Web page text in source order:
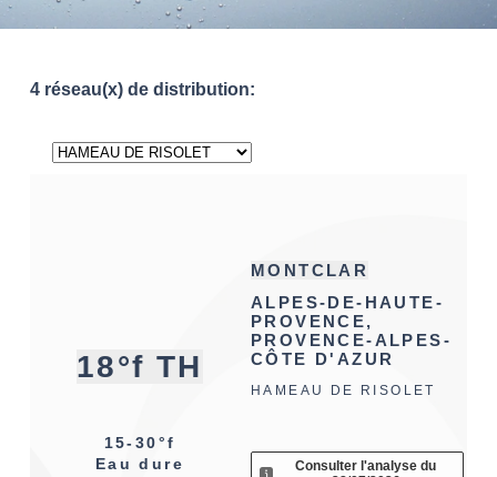
4 réseau(x) de distribution:
18°f TH
15-30°f
Eau dure
MONTCLAR
ALPES-DE-HAUTE-
PROVENCE,
PROVENCE-ALPES-
CÔTE D'AZUR
HAMEAU DE RISOLET
Consulter l'analyse du